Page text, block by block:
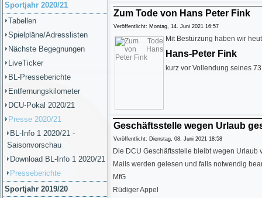
Sportjahr 2020/21
Tabellen
Spielpläne/Adresslisten
Nächste Begegnungen
LiveTicker
BL-Presseberichte
Entfernungskilometer
DCU-Pokal 2020/21
Presse 2020/21
BL-Info 1 2020/21 -
Saisonvorschau
Download BL-Info 1 2020/21
Presseberichte
Sportjahr 2019/20
Zum Tode von Hans Peter Fink
Veröffentlicht: Montag, 14. Juni 2021 16:57
Mit Bestürzung haben wir
Hans-Peter Fink
kurz vor Vollendung seines
Geschäftsstelle wegen Urlaub
Veröffentlicht: Dienstag, 08. Juni 2021 18:58
Die DCU Geschäftsstelle bleibt wegen
Mails werden gelesen und falls notwendig
MfG
Rüdiger Appel